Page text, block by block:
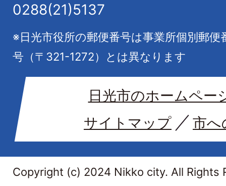
0288(21)5137
※日光市役所の郵便番号は事業所個別郵
号（〒321-1272）とは異なります
日光市のホームペー
サイトマップ
市へ
Copyright (c) 2024 Nikko city. All Rights